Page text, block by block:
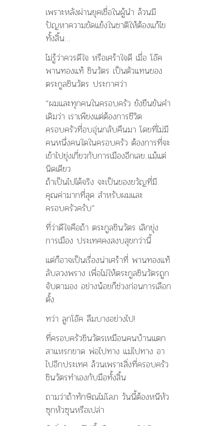
เพราะหลังผ่านยุคเชื่อในผู้นำ ล้วนมี
ปัญหาความขัดแย้งในชาติให้ต้องแก้ไข
ทั้งสิ้น…
ไม่รู้ว่าควรดีใจ หรือเศร้าใจดี เมื่อ โอ๊ค
พานทองแท้ ชินวัตร เป็นตัวแทนของ
ตระกูลชินวัตร ประกาศว่า
“ผมและทุกคนในครอบครัว ยังยืนยันคำ
เดิมว่า เราเพียงแต่ต้องการชีวิต
ครอบครัวที่อบอุ่นกลับคืนมา โดยที่ไม่มี
คนหนึ่งคนใดในครอบครัว ต้องการที่จะ
เข้าไปยุ่งเกี่ยวกับการเมืองอีกเลย..แม้แต่
นิดเดียว
ถ้าเป็นไปได้จริง จะเป็นของขวัญที่มี
คุณค่ามากที่สุด สำหรับผมและ
ครอบครัวครับ”
ที่ว่าดีใจคือถ้า ตระกูลชินวัตร เลิกยุ่ง
การเมือง ประเทศคงสงบสุขกว่านี้
แต่ก็อาจเป็นเรื่องน่าเศร้าที่ พานทองแท้
ลับลวงพราง เพื่อไม่ให้ตระกูลชินวัตรถูก
จับตามอง อย่างน้อยก็ช่วงก่อนการเลือก
ตั้ง
ทว่า ลูกโอ๊ค ลืมบางอย่างไป!
ที่ครอบครัวชินวัตรเหมือนคนบ้านแตก
สาแหรกขาด พ่อไปทาง แม่ไปทาง อา
ไปอีกประเทศ ล้วนเพราะสิ่งที่ครอบครัว
ชินวัตรทำเองกับมือทั้งสิ้น
ถามว่าถ้าทักษิณไม่โลภ วันนี้ต้องหนีหัว
ซุกหัวซุนหรือเปล่า